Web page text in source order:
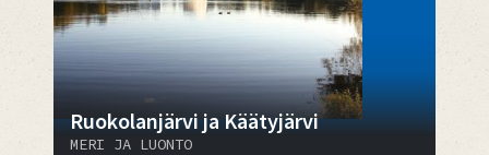
Ruokolanjärvi ja Käätyjärvi
MERI JA LUONTO